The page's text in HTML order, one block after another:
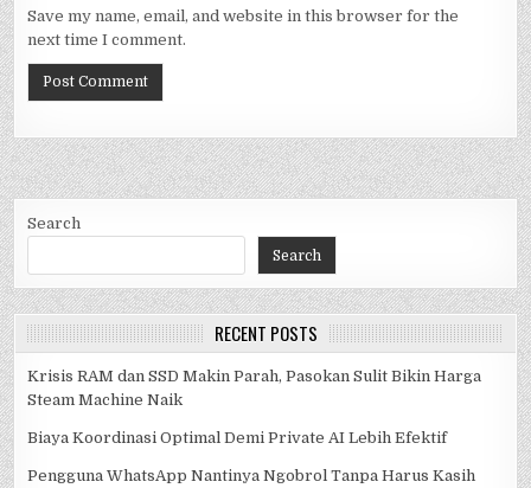
Save my name, email, and website in this browser for the
next time I comment.
Search
Search
RECENT POSTS
Krisis RAM dan SSD Makin Parah, Pasokan Sulit Bikin Harga
Steam Machine Naik
Biaya Koordinasi Optimal Demi Private AI Lebih Efektif
Pengguna WhatsApp Nantinya Ngobrol Tanpa Harus Kasih